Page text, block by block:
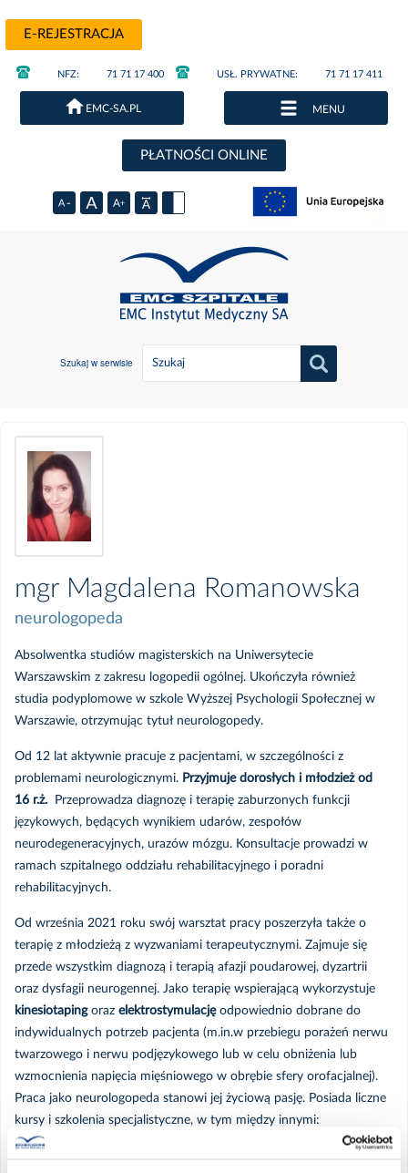
E-REJESTRACJA
NFZ: 71 71 17 400 USŁ. PRYWATNE: 71 71 17 411
EMC-SA.PL MENU
PŁATNOŚCI ONLINE
Szukaj w serwisie
mgr Magdalena Romanowska
neurologopeda
Absolwentka studiów magisterskich na Uniwersytecie
Warszawskim z zakresu logopedii ogólnej. Ukończyła również
studia podyplomowe w szkole Wyższej Psychologii Społecznej w
Warszawie, otrzymując tytuł neurologopedy.
Od 12 lat aktywnie pracuje z pacjentami, w szczególności z
problemami neurologicznymi. Przyjmuje dorosłych i młodzież od
16 r.ż.
Przeprowadza diagnozę i terapię zaburzonych funkcji
językowych, będących wynikiem udarów, zespołów
neurodegeneracyjnych, urazów mózgu. Konsultacje prowadzi w
ramach szpitalnego oddziału rehabilitacyjnego i poradni
rehabilitacyjnych.
Od września 2021 roku swój warsztat pracy poszerzyła także o
terapię z młodzieżą z wyzwaniami terapeutycznymi. Zajmuje się
przede wszystkim diagnozą i terapią afazji poudarowej, dyzartrii
oraz dysfagii neurogennej. Jako terapię wspierającą wykorzystuje
kinesiotapingoraz elektrostymulacjęodpowiednio dobrane do
indywidualnych potrzeb pacjenta (m.in.w przebiegu porażeń nerwu
twarzowego i nerwu podjęzykowego lub w celu obniżenia lub
wzmocnienia napięcia mięśniowego w obrębie sfery orofacjalnej).
Praca jako neurologopeda stanowi jej życiową pasję. Posiada liczne
kursy i szkolenia specjalistyczne, w tym między innymi: